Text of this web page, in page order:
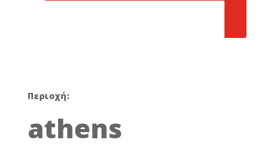
Περιοχή:
athens